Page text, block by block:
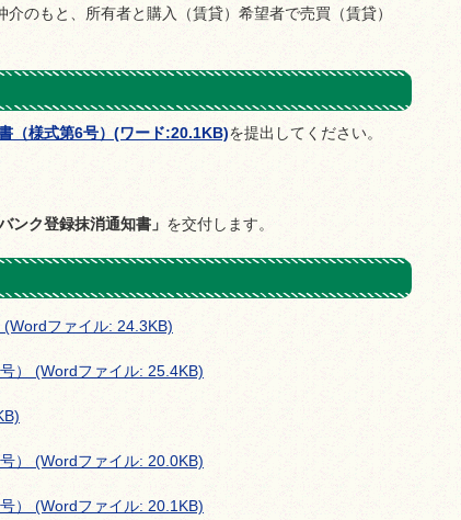
のもと、所有者と購入（賃貸）希望者で売買（賃貸）
（様式第6号）(ワード:20.1KB)を提出してください。
ンク登録抹消通知書」 を交付します。
ファイル: 24.3KB)
） (Wordファイル: 25.4KB)
） (Wordファイル: 20.0KB)
） (Wordファイル: 20.1KB)